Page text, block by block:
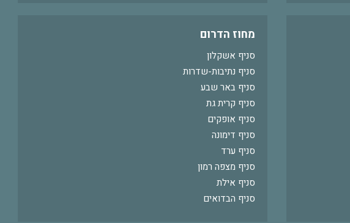
מחוז הדרום
סניף אשקלון
סניף נתיבות-שדרות
סניף באר שבע
סניף קרית גת
סניף אופקים
סניף דימונה
סניף ערד
סניף מצפה רמון
סניף אילת
סניף הבדואים